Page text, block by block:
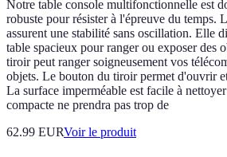
Notre table console multifonctionnelle est
robuste pour résister à l'épreuve du temps.
assurent une stabilité sans oscillation. Elle
table spacieux pour ranger ou exposer des
tiroir peut ranger soigneusement vos
objets. Le bouton du tiroir permet d'ouvrir
La surface imperméable est facile à
compacte ne prendra pas trop de
62.99 EURVoir le produit